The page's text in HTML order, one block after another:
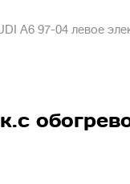
A6 97-04 левое